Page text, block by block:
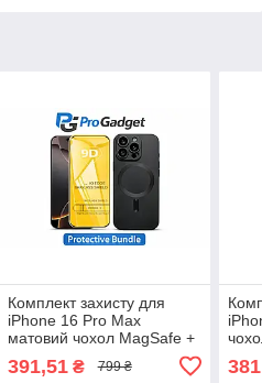
Комплект захисту для
iPhone 16 Pro Max
матовий чохол MagSafe +
захисне скло 9D | Захист
камери та екрана
391,51₴ 799 ₴
та